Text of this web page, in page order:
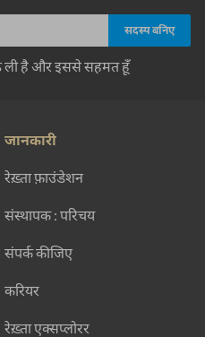
ली है और इससे सहमत हूँ
जानकारी
रेख़्ता फ़ाउंडेशन
संस्थापक : परिचय
संपर्क कीजिए
करियर
रेख़्ता एक्सप्लोरर